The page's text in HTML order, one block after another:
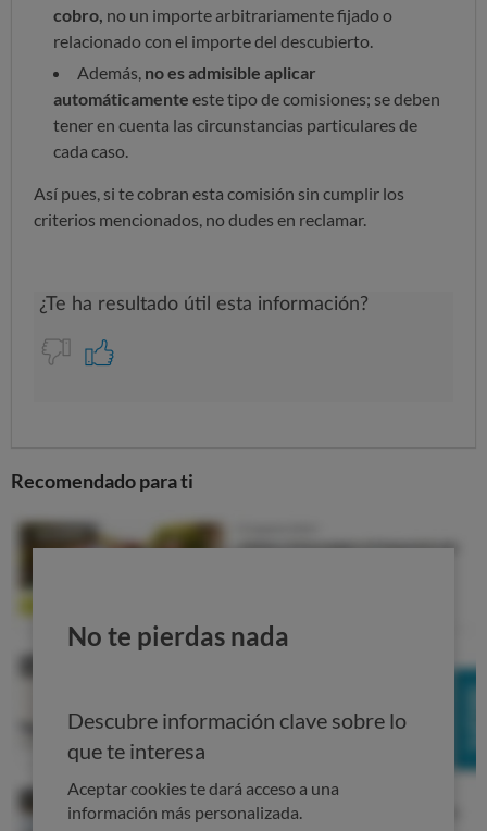
cobro, no un importe arbitrariamente fijado o
relacionado con el importe del descubierto.
Además, no es admisible aplicar
automáticamente este tipo de comisiones; se deben
tener en cuenta las circunstancias particulares de
cada caso.
Así pues, si te cobran esta comisión sin cumplir los
criterios mencionados, no dudes en reclamar.
Recomendado para ti
No te pierdas nada
Descubre información clave sobre lo
que te interesa
Aceptar cookies te dará acceso a una
información más personalizada.